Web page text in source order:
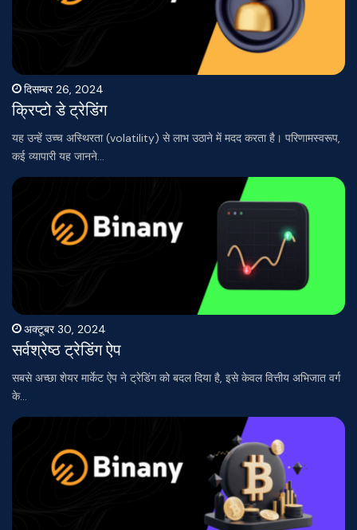
दिसम्बर 26, 2024
क्रिप्टो डे ट्रेडिंग
यह उन्हें उच्च अस्थिरता (volatility) से लाभ उठाने में मदद करता है। परिणामस्वरूप,
कई व्यापारी यह जानने…
अक्टूबर 30, 2024
सर्वश्रेष्ठ ट्रेडिंग ऐप
सबसे अच्छा शेयर मार्केट ऐप ने ट्रेडिंग को बदल दिया है, इसे केवल वित्तीय अभिजात वर्ग
के…